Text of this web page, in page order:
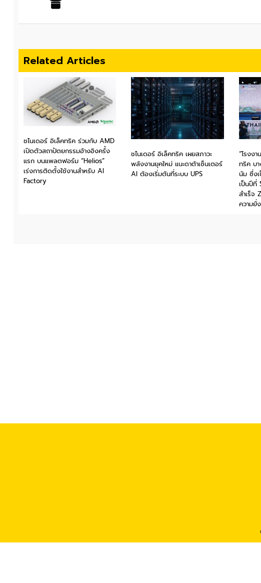
Related Articles
ชไนเดอร์ อิเล็คทริค ร่วมกับ AMD
เปิดตัวสถาปัตยกรรมอ้างอิงครั้ง
แรก บนแพลตฟอร์ม “Helios”
เร่งการติดตั้งใช้งานสำหรับ AI
Factory
ชไนเดอร์ อิเล็คทริค เผยสภาวะ
พลังงานยุคใหม่ แนะดาต้าเซ็นเตอร์
AI ต้องเริ่มต้นที่ระบบ UPS
“โรงง
ทริค บ
นัม ซึ่ง
เป็นปีที่
สำเร็จ
ความยั่